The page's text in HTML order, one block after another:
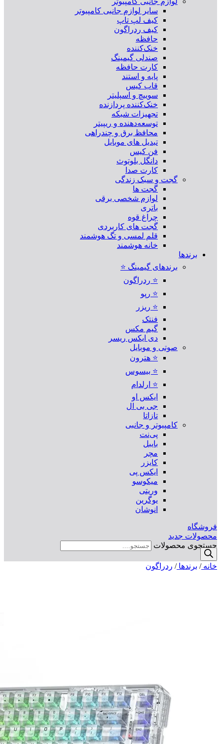
سایر لوازم جانبی کامپیوتر
کیف لپ تاپ
کیف ردراگون
حافظه
خنک‌کننده
صندلی گیمینگ
کارت حافظه
پایه و استند
قاب کیس
سوییچ و اسپلیتر
خنک‌کننده پردازنده
تجهیزات شبکه
توسعه‌دهنده و ریپیتر
محافظ برق و چندراهی
تبدیل های موبایل
فن کیس
دانگل بلوتوث
کارت صدا
گجت و سبک زندگی
گجت ها
لوازم شخصی برقی
باتری
چراغ قوه
گجت های کاربردی
قلم لمسی و تگ هوشمند
خانه هوشمند
برندها
برندهای گیمینگ ⭐
⭐ ردراگون
⭐ رپو
⭐ ریزر
فنتک
گیم مکس
دی ایکس ریسر
صوتی و موبایل
⭐ هترون
⭐ بیسوس
⭐ ارلدام
ایکس او
جی بی ال
تازاتا
کامپیوتر و جانبی
پی‌نت
بایبل
مچر
کایزر
ایکس پی
میکوسو
وریتی
یوگرین
انوشان
فروشگاه
محصولات جدید
جستجوی محصولات
خانه/ برندها/ ردراگون